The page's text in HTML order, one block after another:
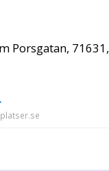
Porsgatan, 71631,